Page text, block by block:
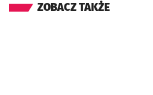
ZOBACZ TAKŻE